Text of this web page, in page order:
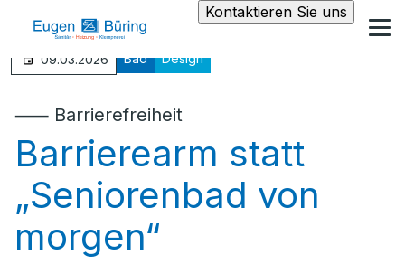
Kontaktieren Sie uns
09.03.2026 Bad Design
⸺ Barrierefreiheit
Barrierearm statt
„Seniorenbad von
morgen“